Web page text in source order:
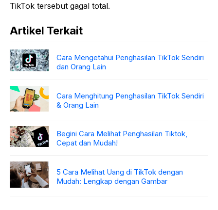
TikTok tersebut gagal total.
Artikel Terkait
Cara Mengetahui Penghasilan TikTok Sendiri
dan Orang Lain
Cara Menghitung Penghasilan TikTok Sendiri
& Orang Lain
Begini Cara Melihat Penghasilan Tiktok,
Cepat dan Mudah!
5 Cara Melihat Uang di TikTok dengan
Mudah: Lengkap dengan Gambar